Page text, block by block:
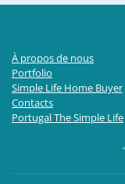
À propos de nous
Portfolio
Simple Life Home Buyer
Contacts
Portugal The Simple Life